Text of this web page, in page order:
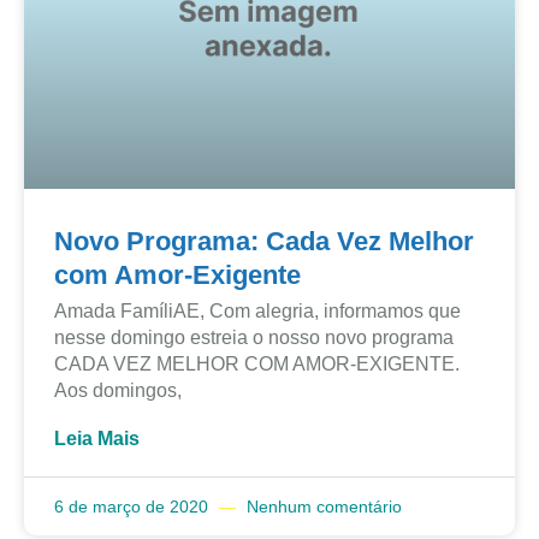
Novo Programa: Cada Vez Melhor
com Amor-Exigente
Amada FamíliAE, Com alegria, informamos que
nesse domingo estreia o nosso novo programa
CADA VEZ MELHOR COM AMOR-EXIGENTE.
Aos domingos,
Leia Mais
6 de março de 2020 Nenhum comentário